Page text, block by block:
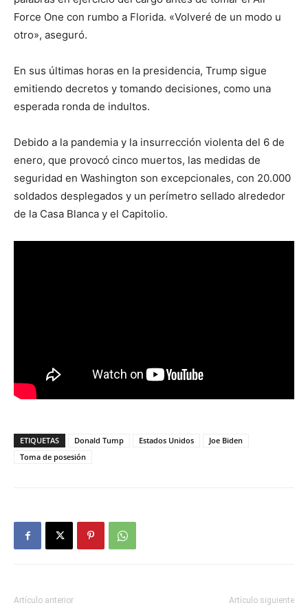
Force One con rumbo a Florida. «Volveré de un modo u
otro», aseguró.
En sus últimas horas en la presidencia, Trump sigue
emitiendo decretos y tomando decisiones, como una
esperada ronda de indultos.
Debido a la pandemia y la insurrección violenta del 6 de
enero, que provocó cinco muertos, las medidas de
seguridad en Washington son excepcionales, con 20.000
soldados desplegados y un perímetro sellado alrededor
de la Casa Blanca y el Capitolio.
ETIQUETAS Donald Tump Estados Unidos
Joe Biden
Toma de posesión
Artículo anterior Artículo siguiente